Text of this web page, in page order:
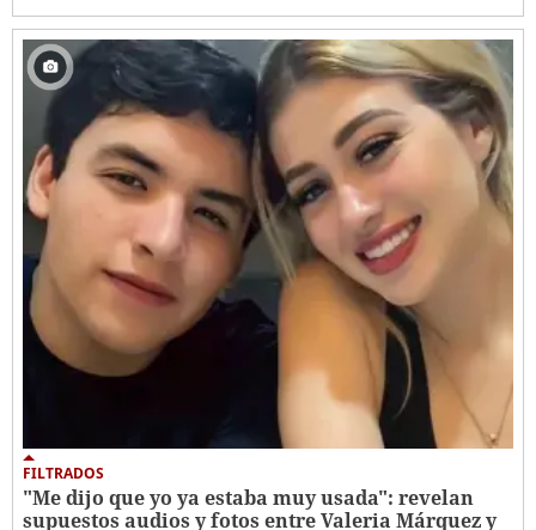
FILTRADOS
"Me dijo que yo ya estaba muy usada": revelan
supuestos audios y fotos entre Valeria Márquez y